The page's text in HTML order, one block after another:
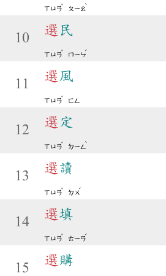
ㄒㄩㄢ
ˇ
ㄆㄧㄠ
ˋ
10
選 民
ㄒㄩㄢ
ˇ
ㄇㄧㄣ
ˊ
11
選風
ㄒㄩㄢ
ˇ
ㄈㄥ
12
選 定
ㄒㄩㄢ
ˇ
ㄉㄧㄥ
ˋ
13
選讀
ㄒㄩㄢ
ˇ
ㄉㄨ
ˊ
14
選填
ㄒㄩㄢ
ˇ
ㄊㄧㄢ
ˊ
15
選購